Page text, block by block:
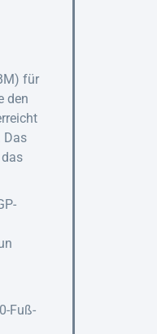
für
den
Das
Fuß-